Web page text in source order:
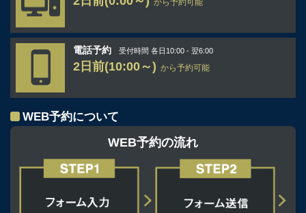
から予約可能
電話予約 受付時間 各日10:00 - 翌6:00
2日前(10:00～) から予約可能
WEB予約について
WEB予約の流れ